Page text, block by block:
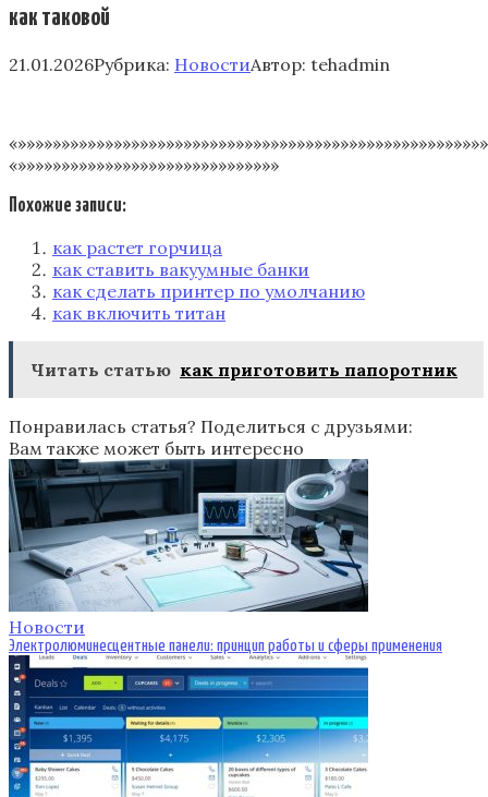
как таковой
21.01.2026Рубрика: НовостиАвтор: tehadmin
«»»»»»»»»»»»»»»»»»»»»»»»»»»»»»»
Похожие записи:
как растет горчица
как ставить вакуумные банки
как сделать принтер по умолчанию
как включить титан
Читать статью как приготовить папоротник
Понравилась статья? Поделиться с друзьями:
Вам также может быть интересно
Новости
Электролюминесцентные панели: принцип работы и сферы применения